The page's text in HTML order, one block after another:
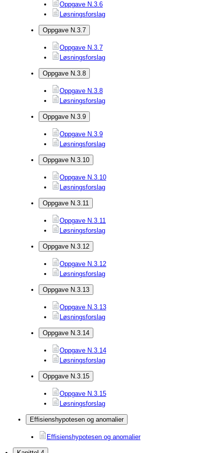
Oppgave N.3.6
Løsningsforslag
Oppgave N.3.7
Oppgave N.3.7
Løsningsforslag
Oppgave N.3.8
Oppgave N.3.8
Løsningsforslag
Oppgave N.3.9
Oppgave N.3.9
Løsningsforslag
Oppgave N.3.10
Oppgave N.3.10
Løsningsforslag
Oppgave N.3.11
Oppgave N.3.11
Løsningsforslag
Oppgave N.3.12
Oppgave N.3.12
Løsningsforslag
Oppgave N.3.13
Oppgave N.3.13
Løsningsforslag
Oppgave N.3.14
Oppgave N.3.14
Løsningsforslag
Oppgave N.3.15
Oppgave N.3.15
Løsningsforslag
Effisienshypotesen og anomalier
Effisienshypotesen og anomalier